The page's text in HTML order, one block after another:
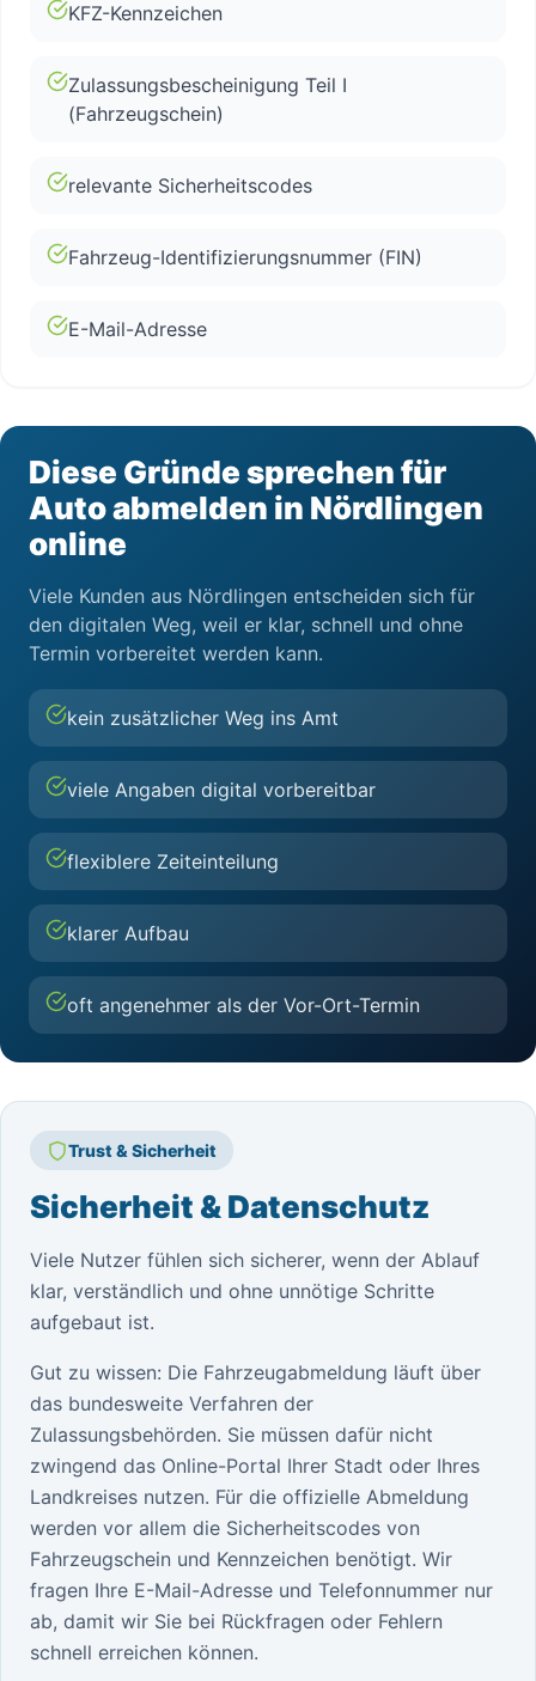
KFZ-Kennzeichen
Zulassungsbescheinigung Teil I
(Fahrzeugschein)
relevante Sicherheitscodes
Fahrzeug-Identifizierungsnummer (FIN)
E-Mail-Adresse
Diese Gründe sprechen für
Auto abmelden in Nördlingen
online
Viele Kunden aus Nördlingen entscheiden sich für
den digitalen Weg, weil er klar, schnell und ohne
Termin vorbereitet werden kann.
kein zusätzlicher Weg ins Amt
viele Angaben digital vorbereitbar
flexiblere Zeiteinteilung
klarer Aufbau
oft angenehmer als der Vor-Ort-Termin
Trust & Sicherheit
Sicherheit & Datenschutz
Viele Nutzer fühlen sich sicherer, wenn der Ablauf
klar, verständlich und ohne unnötige Schritte
aufgebaut ist.
Gut zu wissen: Die Fahrzeugabmeldung läuft über
das bundesweite Verfahren der
Zulassungsbehörden. Sie müssen dafür nicht
zwingend das Online-Portal Ihrer Stadt oder Ihres
Landkreises nutzen. Für die offizielle Abmeldung
werden vor allem die Sicherheitscodes von
Fahrzeugschein und Kennzeichen benötigt. Wir
fragen Ihre E-Mail-Adresse und Telefonnummer nur
ab, damit wir Sie bei Rückfragen oder Fehlern
schnell erreichen können.